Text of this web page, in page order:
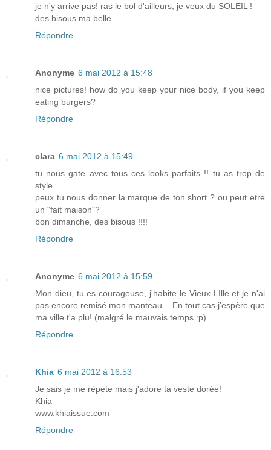
je n'y arrive pas! ras le bol d'ailleurs, je veux du SOLEIL !
des bisous ma belle
Répondre
Anonyme 6 mai 2012 à 15:48
nice pictures! how do you keep your nice body, if you keep
eating burgers?
Répondre
clara 6 mai 2012 à 15:49
tu nous gate avec tous ces looks parfaits !! tu as trop de
style.
peux tu nous donner la marque de ton short ? ou peut etre
un "fait maison"?
bon dimanche, des bisous !!!!
Répondre
Anonyme 6 mai 2012 à 15:59
Mon dieu, tu es courageuse, j'habite le Vieux-LIlle et je n'ai
pas encore remisé mon manteau... En tout cas j'espère que
ma ville t'a plu! (malgré le mauvais temps :p)
Répondre
Khia 6 mai 2012 à 16:53
Je sais je me répète mais j'adore ta veste dorée!
Khia
www.khiaissue.com
Répondre